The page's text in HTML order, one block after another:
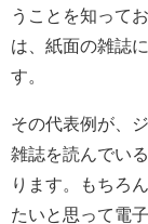
うことを知って
は、紙面の雑誌
す。
その代表例が、
雑誌を読んでい
ります。もちろ
たいと思って電